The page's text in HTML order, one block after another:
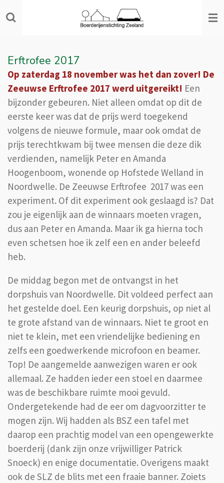
Ga
direct
hoofdinhoud
Erftrofee 2017
Op zaterdag 18 november was het dan zover! De
Zeeuwse Erftrofee 2017 werd uitgereikt! Een
bijzonder gebeuren. Niet alleen omdat op dit de
eerste keer was dat de prijs werd toegekend
volgens de nieuwe formule, maar ook omdat de
prijs terechtkwam bij twee mensen die deze dik
verdienden, namelijk Peter en Amanda
Hoogenboom, wonende op Hofstede Welland in
Noordwelle. De Zeeuwse Erftrofee 2017 was een
experiment. Of dit experiment ook geslaagd is? Dat
zou je eigenlijk aan de winnaars moeten vragen,
dus aan Peter en Amanda. Maar ik ga hierna toch
even schetsen hoe ik zelf een en ander beleefd
heb.
De middag begon met de ontvangst in het
dorpshuis van Noordwelle. Dit voldeed perfect aan
het gestelde doel. Een keurig dorpshuis, op niet al
te grote afstand van de winnaars. Niet te groot en
niet te klein, met een vriendelijke bediening en
zelfs een goedwerkende microfoon en beamer.
Top! De aangemelde aanwezigen waren er ook
allemaal. Ze hadden ieder een stoel en daarmee
was de beschikbare ruimte mooi gevuld.
Ondergetekende had de eer om dagvoorzitter te
mogen zijn. Wij hadden als BSZ een tafel met
daarop een prachtig model van een opengewerkte
boerderij (dank zijn onze vrijwilliger Patrick
Snoeck) en enige documentatie. Overigens maakt
ook de SLZ de blits met een fraaie banner. Zoiets